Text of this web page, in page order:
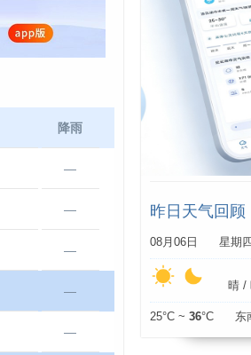
降雨
—
—
—
—
—
昨日天气回顾
08月06日 星期四
晴 /
25°C ~ 36°C 东